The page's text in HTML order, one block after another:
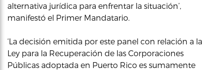
alternativa jurídica para enfrentar la situación’,
manifestó el Primer Mandatario.
‘La decisión emitida por este panel con relación a la
Ley para la Recuperación de las Corporaciones
Públicas adoptada en Puerto Rico es sumamente